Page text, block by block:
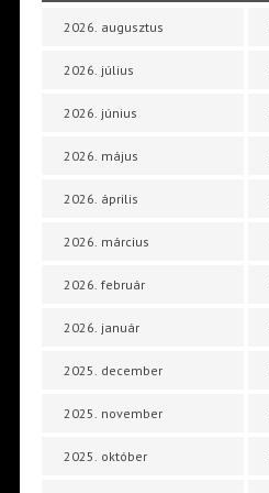
2026. augusztus
2026. július
2026. június
2026. május
2026. április
2026. március
2026. február
2026. január
2025. december
2025. november
2025. október